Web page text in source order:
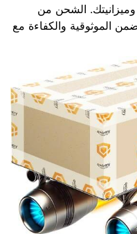
الشحن من
الموثوقية والكفاءة مع